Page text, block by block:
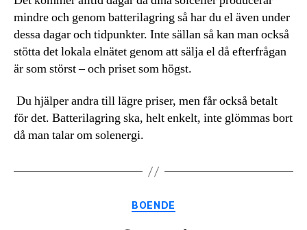
mindre och genom batterilagring så har du el även under
dessa dagar och tidpunkter. Inte sällan så kan man också
stötta det lokala elnätet genom att sälja el då efterfrågan
är som störst – och priset som högst.
Du hjälper andra till lägre priser, men får också betalt
för det. Batterilagring ska, helt enkelt, inte glömmas bort
då man talar om solenergi.
Kategorier
BOENDE